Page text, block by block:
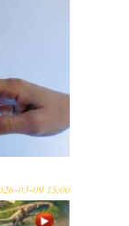
AI
03-09 15:00